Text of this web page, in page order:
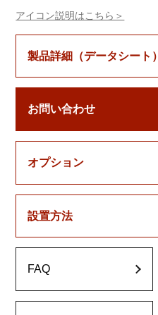
アイコン説明はこちら＞
製品詳細（データシート）
お問い合わせ
オプション
設置方法
FAQ